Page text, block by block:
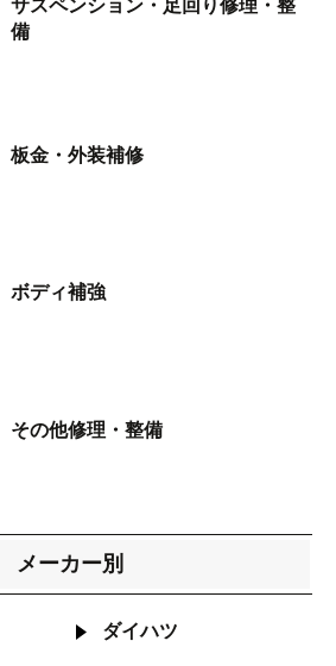
サスペンション・足回り修理・整
備
板金・外装補修
ボディ補強
その他修理・整備
メーカー別
ダイハツ